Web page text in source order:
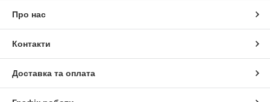
0
0
61
0
61
0
15
17 22
65
0
65
0
16
00
19 22 26
71
71
17
20 24 28
Про нас
Контакти
Доставка та оплата